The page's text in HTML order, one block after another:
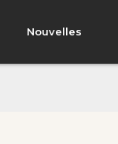
Nouvelles